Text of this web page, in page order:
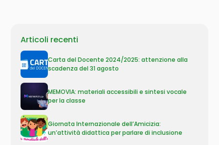
Articoli recenti
Carta del Docente 2024/2025: attenzione alla
scadenza del 31 agosto
MEMOVIA: materiali accessibili e sintesi vocale
per la classe
Giornata Internazionale dell’Amicizia:
un’attività didattica per parlare di inclusione